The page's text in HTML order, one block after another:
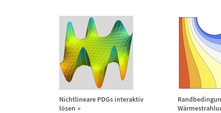
Nichtlineare PDGs interaktiv
lösen
Wä